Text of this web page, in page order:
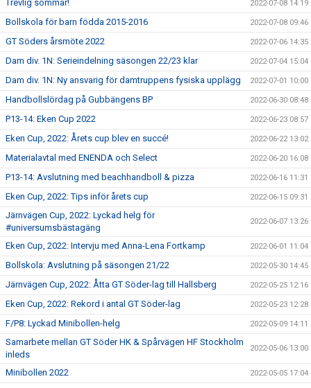
Trevlig sommar! 2022-07-08 14:19
Bollskola för barn födda 2015-2016 2022-07-08 09:46
GT Söders årsmöte 2022 2022-07-06 14:35
Dam div. 1N: Serieindelning säsongen 22/23 klar 2022-07-04 15:04
Dam div. 1N: Ny ansvarig för damtruppens fysiska upplägg 2022-07-01 10:00
Handbollslördag på Gubbängens BP 2022-06-30 08:48
P13-14: Eken Cup 2022 2022-06-23 08:57
Eken Cup, 2022: Årets cup blev en succé! 2022-06-22 13:02
Materialavtal med ENENDA och Select 2022-06-20 16:08
P13-14: Avslutning med beachhandboll & pizza 2022-06-16 11:31
Eken Cup, 2022: Tips inför årets cup 2022-06-15 09:31
Järnvägen Cup, 2022: Lyckad helg för
#universumsbästagäng
2022-06-07 13:26
Eken Cup, 2022: Intervju med Anna-Lena Fortkamp 2022-06-01 11:04
Bollskola: Avslutning på säsongen 21/22 2022-05-30 14:45
Järnvägen Cup, 2022: Åtta GT Söder-lag till Hallsberg 2022-05-25 12:16
Eken Cup, 2022: Rekord i antal GT Söder-lag 2022-05-23 12:28
F/P8: Lyckad Minibollen-helg 2022-05-09 14:11
Samarbete mellan GT Söder HK & Spårvägen HF Stockholm
inleds
2022-05-06 13:00
Minibollen 2022 2022-05-05 17:04